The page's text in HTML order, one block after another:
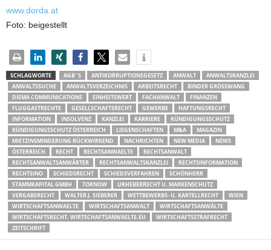
www.dorda.at
Foto: beigestellt
SCHLAGWORTE AGB´S ANTIKORRUPTIONSGESETZ ANWALT
ANWALTSKANZLEI
ANWALTSSUCHE
ANWALTSVERZEICHNIS ARBEITSRECHT
BINDER GRÖSSWANG
DIEMA COMMUNICATIONS
EINHEITSWERT FACHANWALT
FINANZEN
FLUGGASTRECHTE
GESELLSCHAFTSRECHT GEWERBE
HAFTUNGSRECHT
INFORMATION
INSOLVENZ KANZLEI KARRIERE
KÜNDIGUNGSSCHUTZ
KÜNDIGUNGSSCHUTZ ÖSTERREICH
LIEGENSCHAFTEN M&A
MAGAZIN
MIETZINSMINDERUNG RÜCKWIRKEND
NACHRICHTEN NEW MEDIA
NEWS
ÖSTERREICH
RECHT RECHTSANWAELTE
RECHTSANWALT
RECHTSANWALTSANWÄRTER
RECHTSANWALTSKANZLEI
RECHTSINFORMATION
RECHTSINO
SCHIEDSRECHT SCHIEDSVERFAHREN
SCHÖNHERR
STAMMKAPITAL GMBH
TOKNOW
URHEBERRECHT U. MARKENSCHUTZ
VERGABERECHT
WALTER J. SIEBERER WETTBEWERBS- U. KARTELLRECHT
WIEN
WIRTSCHAFTSANWAELTE
WIRTSCHAFTSANWALT
WIRTSCHAFTSANWÄLTE
WIRTSCHAFTSRECHT. WIRTSCHAFTSANWAELTE.EU
WIRTSCHAFTSSTRAFRECHT
ZEITSCHRIFT